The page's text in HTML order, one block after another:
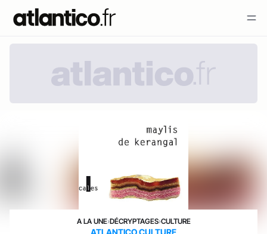
A LA UNE›DÉCRYPTAGES›CULTURE
ATLANTICO CULTURE